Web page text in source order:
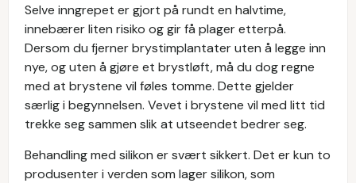
Selve inngrepet er gjort på rundt en halvtime,
innebærer liten risiko og gir få plager etterpå.
Dersom du fjerner brystimplantater uten å legge inn
nye, og uten å gjøre et brystløft, må du dog regne
med at brystene vil føles tomme. Dette gjelder
særlig i begynnelsen. Vevet i brystene vil med litt tid
trekke seg sammen slik at utseendet bedrer seg.
Behandling med silikon er svært sikkert. Det er kun to
produsenter i verden som lager silikon, som